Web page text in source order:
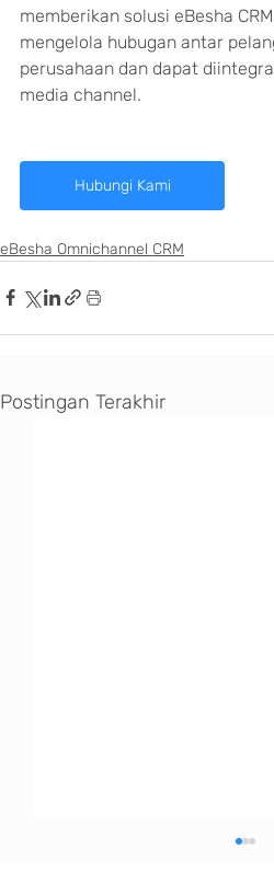
memberikan solusi eBesha
mengelola hubugan antar
perusahaan dan dapat
media channel.
Hubungi Kami
eBesha Omnichannel CRM
Postingan Terakhir